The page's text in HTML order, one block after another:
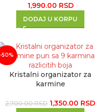
1,990.00 RSD
DODAJ U KORPU
-50%
Kristalni organizator za
karmine
2,700.00RSD 1,350.00 RSD